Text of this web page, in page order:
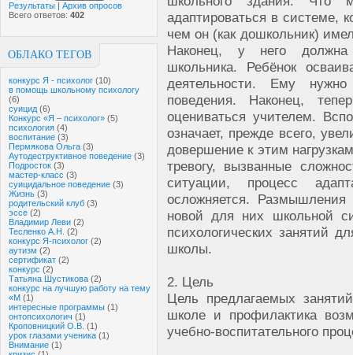
Результаты | Архив опросов
Всего ответов: 402
ОБЛАКО ТЕГОВ
конкурс Я - психолог (10)
в помощь школьному психологу
(6)
суицид (6)
Конкурс «Я – психолог» (5)
психология (4)
воспитание (3)
Пермякова Ольга (3)
Аутодеструктивное поведение (3)
Подросток (3)
мастер-класс (3)
суицидальное поведение (3)
Жизнь (3)
родительский клуб (3)
эссе (2)
Владимир Леви (2)
Тесленко А.Н. (2)
конкурс Я-психолог (2)
аутизм (2)
сертификат (2)
конкурс (2)
Татьяна Шустикова (2)
конкурс на лучшую работу на тему
«М (1)
интересные программы (1)
онтопсихологич (1)
Кроповницкий О.В. (1)
урок глазами ученика (1)
Внимание (1)
адаптироваться в системе,
чем он (как дошкольник)
Наконец, у него должна
школьника. Ребёнок
деятельности. Ему
поведения. Наконец,
оцениваться учителем.
означает, прежде всего,
довершение к этим
тревогу, вызванные
ситуации, процесс
осложняется.
новой для них школьной
психологических занятий
школы.
2. Цель
Цель предлагаемых
школе и профилактика
учебно-воспитательного